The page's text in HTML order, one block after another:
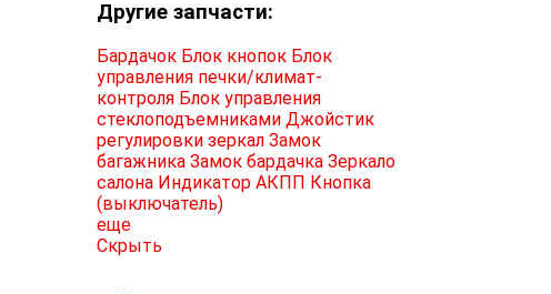
Другие запчасти:
Бардачок Блок кнопок Блок
управления печки/климат-
контроля Блок управления
стеклоподъемниками Джойстик
регулировки зеркал Замок
багажника Замок бардачка Зеркало
салона Индикатор АКПП Кнопка
(выключатель)
еще
Скрыть